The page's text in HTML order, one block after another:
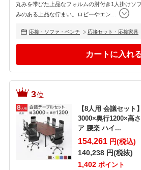
丸みを帯びた上品なフォルムの肘付き1人掛けソ
みのある上品な佇まい。ロビーやエン
応接・ソファ・ベンチ 応接セット・応接家具
3位
【8人用 会議セット
3000×奥行1200×高
ア 腰楽 ハイ...
154,261円(税込)
140,238円(税抜)
1,402 ポイント